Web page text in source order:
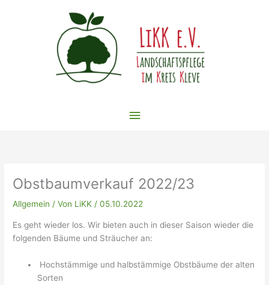
Hauptmenü
Obstbaumverkauf 2022/23
Allgemein / Von LiKK/05.10.2022
Es geht wieder los. Wir bieten auch in dieser Saison wieder die
folgenden Bäume und Sträucher an:
Hochstämmige und halbstämmige Obstbäume der alten
Sorten